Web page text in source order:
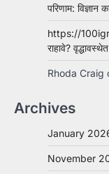
परिणाम: विज्ञान
https://
राहावे?
Rhoda Craig
Archives
January
November